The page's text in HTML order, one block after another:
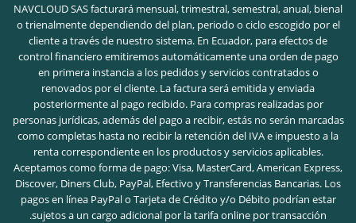
NAVCLOUD SAS facturará mensual, trimestral, semestral, anual, bienal
o trienalmente dependiendo del plan, periodo o ciclo escogido por el
cliente a través de nuestro sistema. En Ecuador, para efectos de
control financiero emitiremos automáticamente una orden de pago
en primera instancia a los pedidos y servicios contratados o
renovados por el cliente. La factura será emitida y enviada
posteriormente al pago recibido. Para compras realizadas por
personas jurídicas, además del pago a recibir, estás no serán marcadas
como completas hasta no recibir la retención del IVA e impuesto a la
renta correspondiente en los productos y servicios aplicables.
Aceptamos como forma de pago: Visa, MasterCard, American Express,
Discover, Diners Club, PayPal, Efectivo y Transferencias Bancarias. Los
pagos en línea PayPal o Tarjeta de Crédito y/o Débito podrían estar
sujetos a un cargo adicional por la tarifa online por transacción.